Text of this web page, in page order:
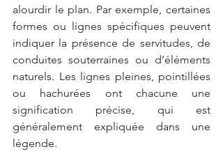
alourdir le plan. Par exemple, certaines
formes ou lignes spécifiques peuvent
indiquer la présence de servitudes, de
conduites souterraines ou d’éléments
naturels. Les lignes pleines, pointillées
ou hachurées ont chacune une
signification précise, qui est
généralement expliquée dans une
légende.